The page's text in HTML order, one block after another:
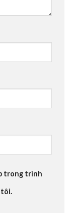
trong trình
tôi.